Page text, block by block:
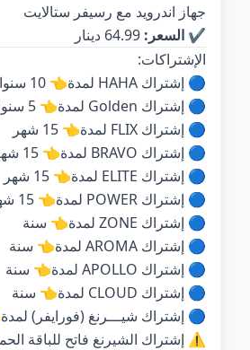
جهاز اندرويد مع رسيفر ستالايت
✔️ السعر:
الإشتراكات:
🔵 إشتراك HAHA لمدة👈 10 سنوات
🔵 إشتراك Golden لمدة👈 5 سنوات
🔵 إشتراك FLIX لمدة👈 15 شهر
🔵 إشتراك BRAVO لمدة👈 15 شهر
🔵 إشتراك ELITE لمدة👈 15 شهر
🔵 إشتراك POWER لمدة👈 15 شهر
🔵 إشتراك ZONE لمدة👈 سنة
🔵 إشتراك AROMA لمدة👈 سنة
🔵 إشتراك APOLLO لمدة👈 سنة
🔵 إشتراك CLOUD لمدة👈 سنة
🔵 إشتراك شيـــرنغ (فورايفر) لمدة👈 15
⚠ إشتراك الشيرنغ فاتح للباقة